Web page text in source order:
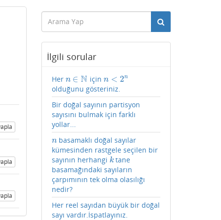
İlgili sorular
Her n ∈ N
n∈N için n < 2n
n<2n
olduğunu gösteriniz.
Bir doğal sayının partisyon
sayısını bulmak için farklı
yollar...
n
n basamaklı doğal sayılar
kümesinden rastgele seçilen bir
sayının herhangi k
ktane
basamağındaki sayıların
çarpımının tek olma olasılığı
nedir?
Her reel sayıdan büyük bir doğal
sayı vardır.İspatlayınız.